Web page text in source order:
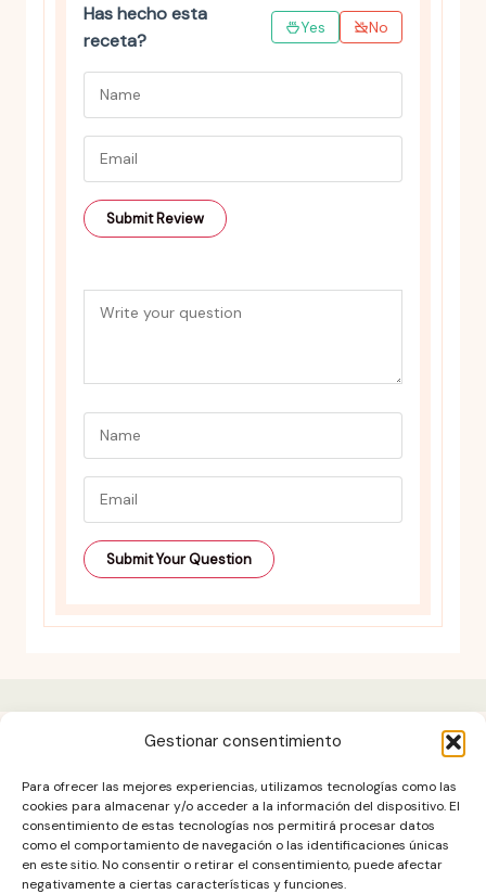
Gestionar consentimiento
Para ofrecer las mejores experiencias, utilizamos tecnologías como las
cookies para almacenar y/o acceder a la información del dispositivo. El
consentimiento de estas tecnologías nos permitirá procesar datos
como el comportamiento de navegación o las identificaciones únicas
en este sitio. No consentir o retirar el consentimiento, puede afectar
negativamente a ciertas características y funciones.
Has hecho esta
receta?
Yes No
Aviso legal
Contacto
DESCARGO DE RESPONSABILIDAD
Política de cookies (UE)
POLÍTICA DE PRIVACIDAD